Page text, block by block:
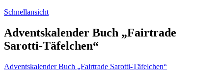
Schnellansicht
Adventskalender Buch „Fairtrade
Sarotti-Täfelchen“
Adventskalender Buch „Fairtrade Sarotti-Täfelchen“